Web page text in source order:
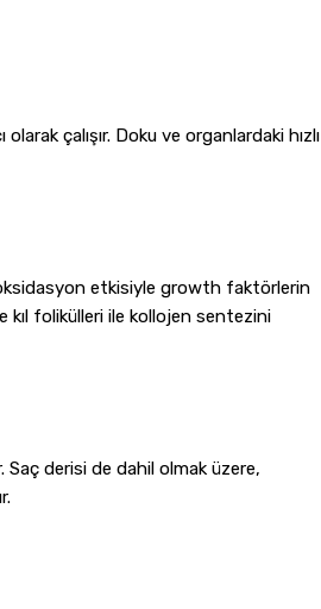
çalışır. Doku ve organlardaki hızlı
etkisiyle growth faktörlerin
kıl folikülleri ile kollojen sentezini
derisi de dahil olmak üzere,